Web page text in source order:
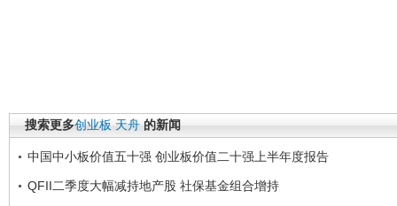
搜索更多创业板 天舟 的新闻
中国中小板价值五十强 创业板价值二十强上半年度报告
QFII二季度大幅减持地产股 社保基金组合增持